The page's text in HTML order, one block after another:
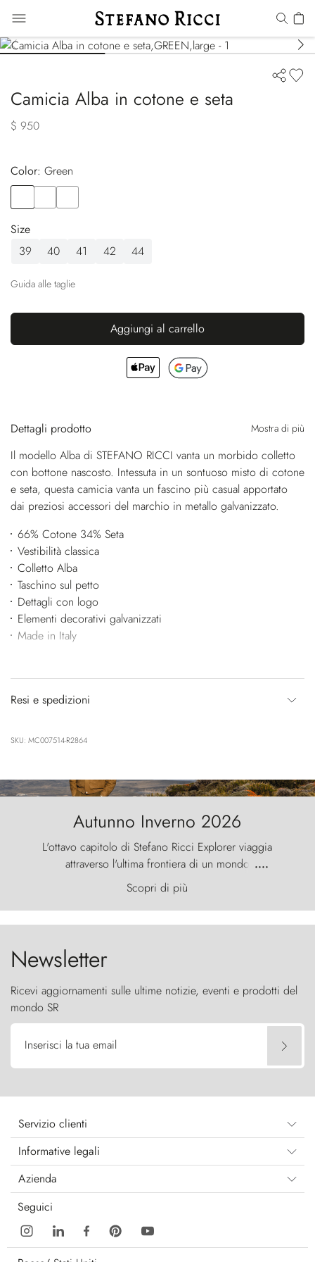
Camicia Alba in cotone e seta
$ 950
Color:
green
Size
39
40 41 42 44
Guida alle taglie
Aggiungi al carrello
Dettagli prodotto Mostra di più
Il modello Alba di STEFANO RICCI vanta un morbido colletto
con bottone nascosto. Intessuta in un sontuoso misto di cotone
e seta, questa camicia vanta un fascino più casual apportato
dai preziosi accessori del marchio in metallo galvanizzato.
66% Cotone 34% Seta
Vestibilità classica
Colletto Alba
Taschino sul petto
Dettagli con logo
Elementi decorativi galvanizzati
Made in Italy
Resi e spedizioni
SKU: MC007514-R2864
Autunno Inverno 2026
L'ottavo capitolo di Stefano Ricci Explorer viaggia
attraverso l'ultima frontiera di un mondo
primordiale, dove il vento scolpisce la natura con
furia ancestrale e le Torres del Paine sfidano il
cielo come sentinelle di pietra.
....
Scopri di più
Newsletter
Ricevi aggiornamenti sulle ultime notizie, eventi e prodotti del
mondo SR
Inserisci la tua email
Servizio clienti
Informative legali
Azienda
Seguici